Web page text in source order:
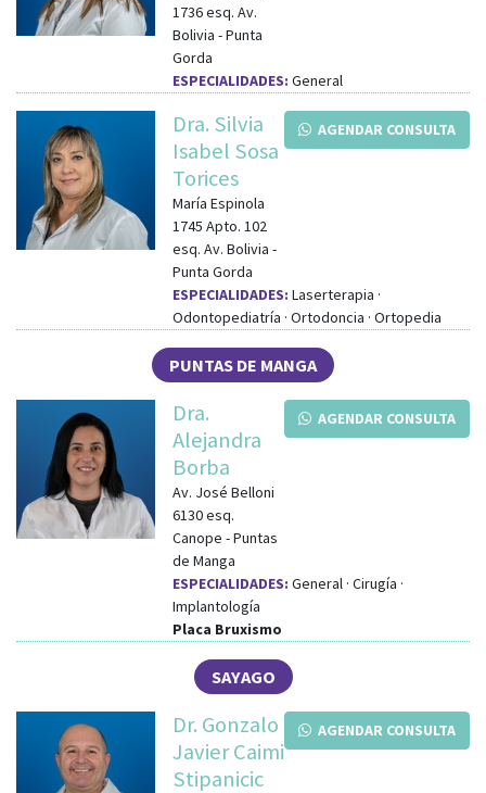
1736esq. Av.
Bolivia -Punta
Gorda
ESPECIALIDADES: General
AGENDAR CONSULTA
Dra. Silvia
Isabel Sosa
Torices
María Espinola
1745 Apto. 102
esq. Av. Bolivia -
Punta Gorda
ESPECIALIDADES: Laserterapia ·
Odontopediatría · Ortodoncia · Ortopedia
PUNTAS DE MANGA
AGENDAR CONSULTA
Dra.
Alejandra
Borba
Av. José Belloni
6130esq.
Canope -Puntas
de Manga
ESPECIALIDADES: General · Cirugía ·
Implantología
Placa Bruxismo
SAYAGO
AGENDAR CONSULTA
Dr. Gonzalo
Javier Caimi
Stipanicic